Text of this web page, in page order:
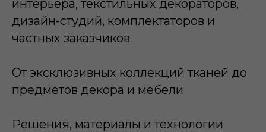
интерьера, текстильных декораторов,
дизайн-студий, комплектаторов и
частных заказчиков
От эксклюзивных коллекций тканей до
предметов декора и мебели
Решения, материалы и технологии